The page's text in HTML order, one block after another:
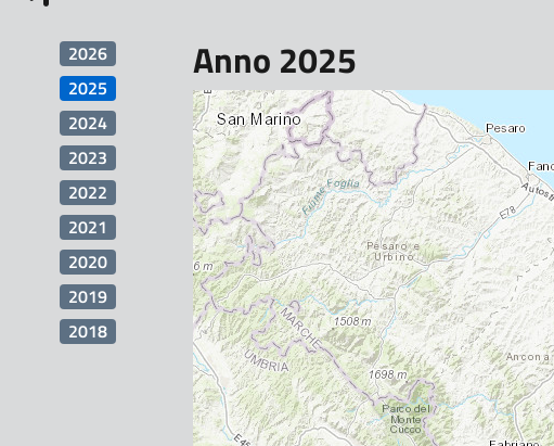
2026
2025
2024
2023
2022
2021
2020
2019
2018
Anno 2025